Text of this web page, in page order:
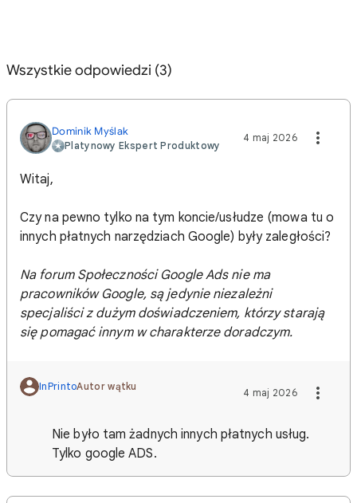
Wszystkie odpowiedzi (3)
Dominik Myślak
Platynowy Ekspert Produktowy
4 maj 2026
Witaj,
Czy na pewno tylko na tym koncie/usłudze (mowa tu o
innych płatnych narzędziach Google) były zaległości?
Na forum Społeczności Google Ads nie ma
pracowników Google, są jedynie niezależni
specjaliści z dużym doświadczeniem, którzy starają
się pomagać innym w charakterze doradczym.
InPrintoAutor wątku
4 maj 2026
Nie było tam żadnych innych płatnych usług.
Tylko google ADS.